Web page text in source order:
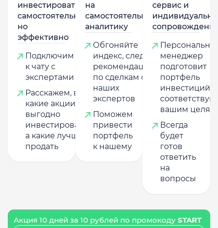
инвестировать
самостоятельно,
но
эффективно
Подключим
к чату с
экспертами
Расскажем, в
какие акции
выгодно
инвестировать,
а какие лучше
продать
на
самостоятельную
аналитику
Обгоняйте
индекс, следуя
рекомендациям
по сделкам от
наших
экспертов
Поможем
привести
портфель
к нашему
сервис и
менеджер
подготовит
портфель
инвестиций,
вашим целям
Всегда
будет
готов
ответить
на
вопросы
Акция 10 дней за 10 рублей по промокоду START